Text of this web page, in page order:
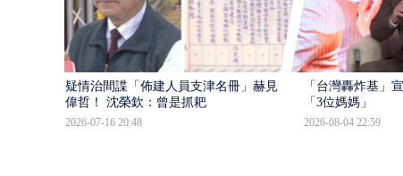
疑情治間諜「佈建人員支津名冊」赫見黃
偉哲！ 沈榮欽：曾是抓耙
2026-07-16 20:48
「台灣轟炸基」
「3位媽媽」
2026-08-04 22:59